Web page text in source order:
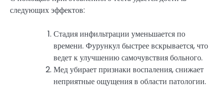
следующих эффектов:
Стадия инфильтрации уменьшается по
времени. Фурункул быстрее вскрывается, что
ведет к улучшению самочувствия больного.
Мед убирает признаки воспаления, снижает
неприятные ощущения в области патологии.